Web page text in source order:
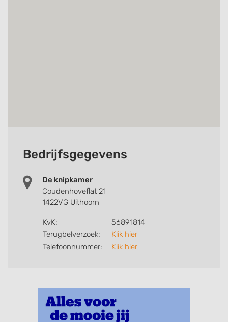
Bedrijfsgegevens
De knipkamer
Coudenhoveflat 21
1422VG Uithoorn
KvK:
56891814
Terugbelverzoek:
Klik hier
Telefoonnummer:
Klik hier